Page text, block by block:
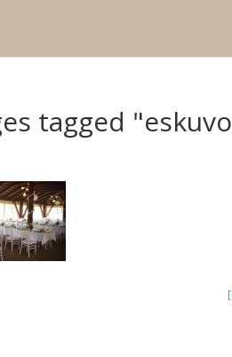
tagged